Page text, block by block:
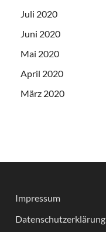
Juli 2020
Juni 2020
Mai 2020
April 2020
März 2020
Impressum
Datenschutzerklärung